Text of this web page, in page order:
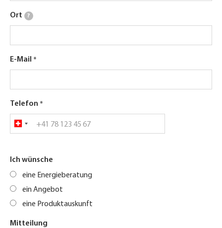
Ort ?
E-Mail
Telefon
Ich wünsche
eine Energieberatung
ein Angebot
eine Produktauskunft
Mitteilung